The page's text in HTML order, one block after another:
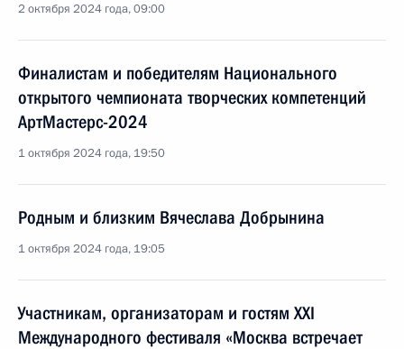
2 октября 2024 года, 09:00
Финалистам и победителям Национального
открытого чемпионата творческих компетенций
АртМастерс-2024
1 октября 2024 года, 19:50
Родным и близким Вячеслава Добрынина
1 октября 2024 года, 19:05
Участникам, организаторам и гостям XXI
Международного фестиваля «Москва встречает